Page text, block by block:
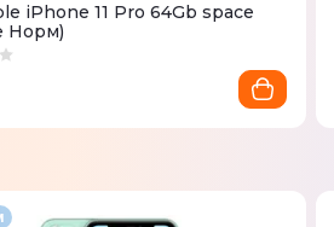
iPhone 11 Pro 64Gb space
Норм)